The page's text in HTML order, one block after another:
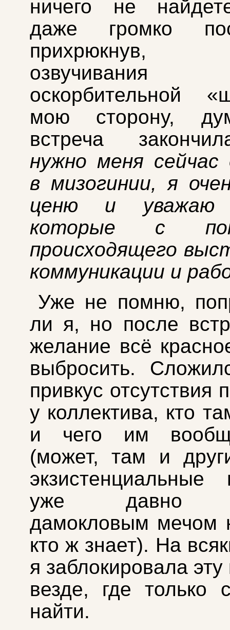
ничего не
даже громко
прихрюкнув,
озвучивания
оскорбительной
мою сторону,
встреча
нужно меня сейчас
в мизогинии, я
ценю и уважаю
которые с
происходящего
коммуникации и
Уже не помню,
ли я, но после
желание всё
выбросить.
привкус отсутствия
у коллектива, кто
и чего им
(может, там и
экзистенциальные
уже давно
дамокловым мечом
кто ж знает). На
я заблокировала
везде, где только
найти.